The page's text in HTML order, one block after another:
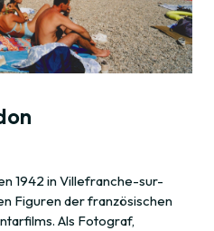
1942 in Villefranche-sur-
Figuren der französischen
Als Fotograf,